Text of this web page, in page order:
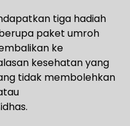
tiga hadiah
paket umroh
ke
kesehatan yang
tidak membolehkan